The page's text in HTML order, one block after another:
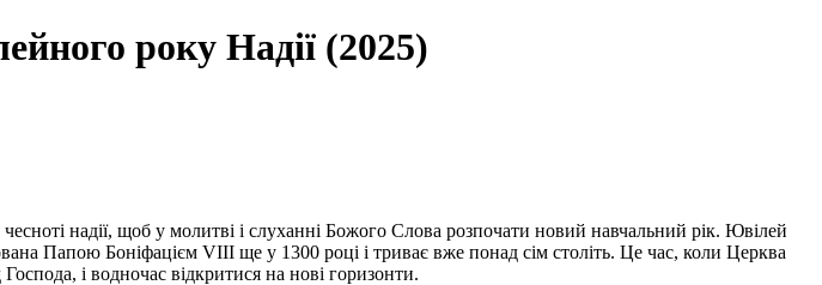
року Надії (2025)
надії, щоб у молитві і слуханні Божого Слова розпочати новий навчальний рік. Ювілей
Папою Боніфацієм VIII ще у 1300 році і триває вже понад сім століть. Це час, коли Церква
і водночас відкритися на нові горизонти.